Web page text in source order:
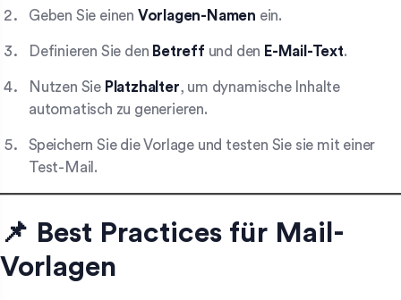
Geben Sie einen Vorlagen-Namen ein.
Definieren Sie den Betreff und den E-Mail-Text.
Nutzen Sie Platzhalter, um dynamische Inhalte
automatisch zu generieren.
Speichern Sie die Vorlage und testen Sie sie mit einer
Test-Mail.
📌 Best Practices für Mail-
Vorlagen